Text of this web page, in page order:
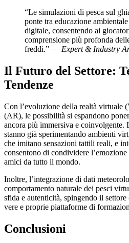
“Le simulazioni di pesca sul
ponte tra educazione
digitale, consentendo ai
comprensione più profonda
freddi.” — Expert & Industry
Il Futuro del Settore:
Tendenze
Con l’evoluzione della realtà virtuale
(AR), le possibilità si espandono
ancora più immersiva e coinvolgente.
stanno già sperimentando ambienti
che imitano sensazioni tattili reali, e
consentono di condividere
amici da tutto il mondo.
Inoltre, l’integrazione di dati
comportamento naturale dei pesci
sfida e autenticità, spingendo il
vere e proprie piattaforme di
Conclusioni